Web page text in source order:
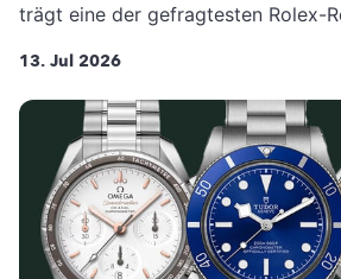
trägt eine der gefragtesten Rolex-
13. Jul 2026